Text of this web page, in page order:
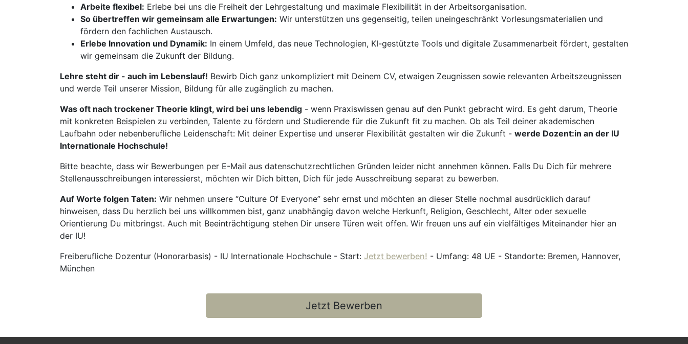
Arbeite flexibel: Erlebe bei uns die Freiheit der Lehrgestaltung und maximale Flexibilität in der Arbeitsorganisation.
So übertreffen wir gemeinsam alle Erwartungen: Wir unterstützen uns gegenseitig, teilen uneingeschränkt Vorlesungsmaterialien und
fördern den fachlichen Austausch.
Erlebe Innovation und Dynamik: In einem Umfeld, das neue Technologien, KI-gestützte Tools und digitale Zusammenarbeit fördert, gestalten
wir gemeinsam die Zukunft der Bildung.
Lehre steht dir - auch im Lebenslauf! Bewirb Dich ganz unkompliziert mit Deinem CV, etwaigen Zeugnissen sowie relevanten Arbeitszeugnissen
und werde Teil unserer Mission, Bildung für alle zugänglich zu machen.
Was oft nach trockener Theorie klingt, wird bei uns lebendig - wenn Praxiswissen genau auf den Punkt gebracht wird. Es geht darum, Theorie
mit konkreten Beispielen zu verbinden, Talente zu fördern und Studierende für die Zukunft fit zu machen. Ob als Teil deiner akademischen
Laufbahn oder nebenberufliche Leidenschaft: Mit deiner Expertise und unserer Flexibilität gestalten wir die Zukunft - werde Dozent:in an der IU
Internationale Hochschule!
Bitte beachte, dass wir Bewerbungen per E-Mail aus datenschutzrechtlichen Gründen leider nicht annehmen können. Falls Du Dich für mehrere
Stellenausschreibungen interessierst, möchten wir Dich bitten, Dich für jede Ausschreibung separat zu bewerben.
Auf Worte folgen Taten: Wir nehmen unsere “Culture Of Everyone” sehr ernst und möchten an dieser Stelle nochmal ausdrücklich darauf
hinweisen, dass Du herzlich bei uns willkommen bist, ganz unabhängig davon welche Herkunft, Religion, Geschlecht, Alter oder sexuelle
Orientierung Du mitbringst. Auch mit Beeinträchtigung stehen Dir unsere Türen weit offen. Wir freuen uns auf ein vielfältiges Miteinander hier an
der IU!
Freiberufliche Dozentur (Honorarbasis) - IU Internationale Hochschule - Start: Jetzt bewerben! - Umfang: 48 UE - Standorte: Bremen, Hannover,
München
Jetzt Bewerben